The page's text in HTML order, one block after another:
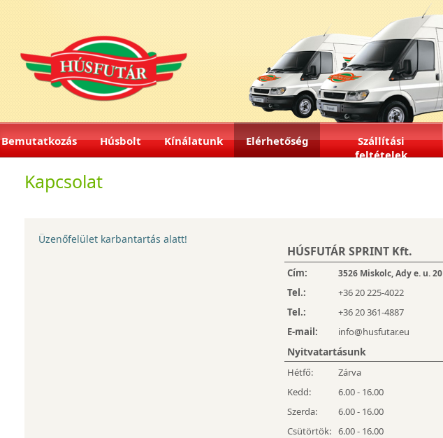
Bemutatkozás Húsbolt Kínálatunk Elérhetőség
Szállítási
feltételek
Kapcsolat
Üzenőfelület karbantartás alatt!
HÚSFUTÁR SPRINT Kft.
Cím: 3526 Miskolc, Ady e. u. 20
Tel.:
+36 20 225-4022
Tel.:
+36 20 361-4887
E-mail:
info@husfutar.eu
Nyitvatartásunk
Hétfő:
Zárva
Kedd:
6.00 - 16.00
Szerda:
6.00 - 16.00
Csütörtök: 6.00 - 16.00